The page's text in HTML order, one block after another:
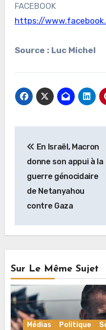
FACEBOOK
https://
Source : Luc Michel
de
l’article
En Israël, Macron
donne son appui à la
guerre génocidaire
de Netanyahou
contre Gaza
Sur Le Même Sujet
Médias Politique